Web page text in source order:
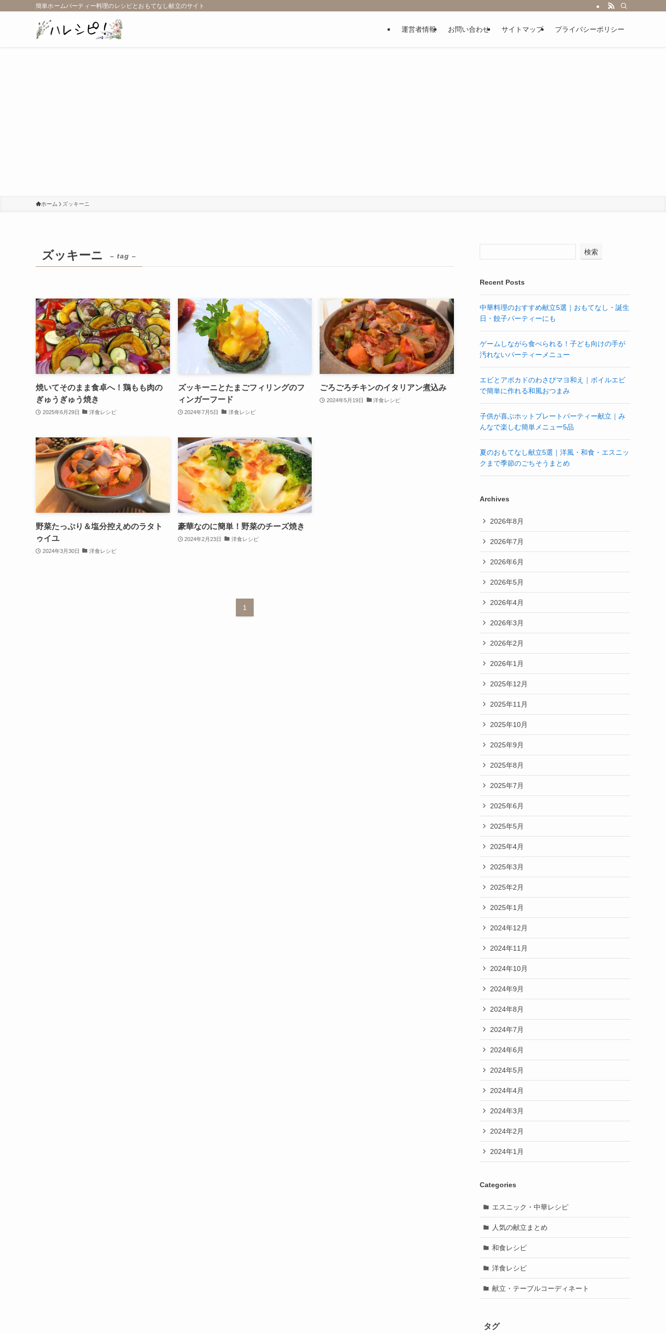
簡単ホームパーティー料理のレシピとおもてなし献立のサイト
運営者情報 お問い合わせ サイトマップ プライバシーポリシー
ホーム ズッキーニ
ズッキーニ – tag –
焼いてそのまま食卓へ！鶏もも肉の
ぎゅうぎゅう焼き
2025年6月29日 洋食レシピ
ズッキーニとたまごフィリングのフ
ィンガーフード
2024年7月5日 洋食レシピ
ごろごろチキンのイタリアン煮込み
2024年5月19日 洋食レシピ
野菜たっぷり＆塩分控えめのラタト
ゥイユ
2024年3月30日 洋食レシピ
豪華なのに簡単！野菜のチーズ焼き
2024年2月23日 洋食レシピ
1
検索
Recent Posts
中華料理のおすすめ献立5選｜おもてなし・誕生
日・餃子パーティーにも
ゲームしながら食べられる！子ども向けの手が
汚れないパーティーメニュー
エビとアボカドのわさびマヨ和え｜ボイルエビ
で簡単に作れる和風おつまみ
子供が喜ぶホットプレートパーティー献立｜み
んなで楽しむ簡単メニュー5品
夏のおもてなし献立5選｜洋風・和食・エスニッ
クまで季節のごちそうまとめ
Archives
2026年8月
2026年7月
2026年6月
2026年5月
2026年4月
2026年3月
2026年2月
2026年1月
2025年12月
2025年11月
2025年10月
2025年9月
2025年8月
2025年7月
2025年6月
2025年5月
2025年4月
2025年3月
2025年2月
2025年1月
2024年12月
2024年11月
2024年10月
2024年9月
2024年8月
2024年7月
2024年6月
2024年5月
2024年4月
2024年3月
2024年2月
2024年1月
Categories
エスニック・中華レシピ
人気の献立まとめ
和食レシピ
洋食レシピ
献立・テーブルコーディネート
タグ